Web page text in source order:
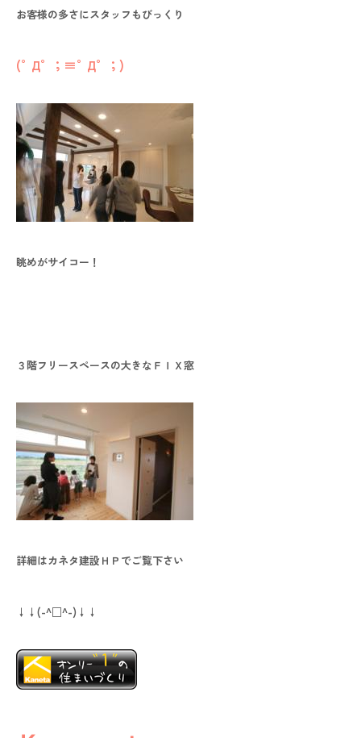
土地･空き家 不動産相談
移住と暮らし相談
資料請求
お問い合わせ
〒941-0062 新潟県糸魚川市中央2-4-2
025-552-0456 (本社)
0120-470-456 (フリーダイヤル)
〒942-0072 新潟県上越市栄町2-11-40 1F
0120-696-711 (フリーダイヤル)
お客様の多さにスタッフもびっくり
(°Д°；≡°Д°；)
眺めがサイコー！
３階フリースペースの大きなＦＩＸ窓
詳細はカネタ建設ＨＰでご覧下さい
↓↓(-^□^-)↓↓